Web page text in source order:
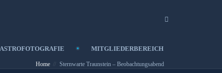
ASTROFOTOGRAFIE MITGLIEDERBEREICH
Home Sternwarte Traunstein – Beobachtungsabend